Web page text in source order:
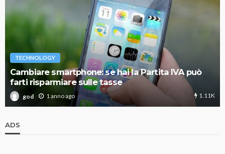
TECHNOLOGY
Cambiare smartphone: se hai la Partita IVA può
farti risparmiare sulle tasse
god 1 anno ago 1.11K
ADS